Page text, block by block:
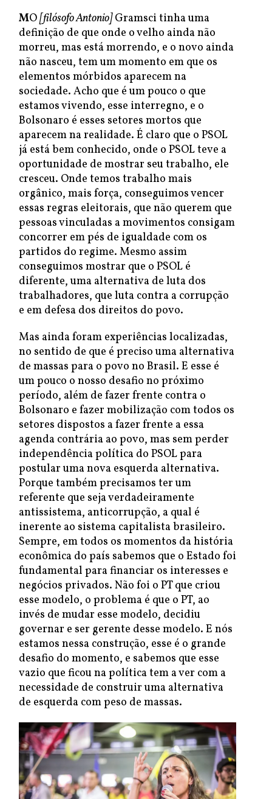
MO[filósofo Antonio]Gramsci tinha uma
definição de que onde o velho ainda não
morreu, mas está morrendo, e o novo ainda
não nasceu, tem um momento em que os
elementos mórbidos aparecem na
sociedade. Acho que é um pouco o que
estamos vivendo, esse interregno, e o
Bolsonaro é esses setores mortos que
aparecem na realidade. É claro que o PSOL
já está bem conhecido, onde o PSOL teve a
oportunidade de mostrar seu trabalho, ele
cresceu. Onde temos trabalho mais
orgânico, mais força, conseguimos vencer
essas regras eleitorais, que não querem que
pessoas vinculadas a movimentos consigam
concorrer em pés de igualdade com os
partidos do regime. Mesmo assim
conseguimos mostrar que o PSOL é
diferente, uma alternativa de luta dos
trabalhadores, que luta contra a corrupção
e em defesa dos direitos do povo.
Mas ainda foram experiências localizadas,
no sentido de que é preciso uma alternativa
de massas para o povo no Brasil. E esse é
um pouco o nosso desafio no próximo
período, além de fazer frente contra o
Bolsonaro e fazer mobilização com todos os
setores dispostos a fazer frente a essa
agenda contrária ao povo, mas sem perder
independência política do PSOL para
postular uma nova esquerda alternativa.
Porque também precisamos ter um
referente que seja verdadeiramente
antissistema, anticorrupção, a qual é
inerente ao sistema capitalista brasileiro.
Sempre, em todos os momentos da história
econômica do país sabemos que o Estado foi
fundamental para financiar os interesses e
negócios privados. Não foi o PT que criou
esse modelo, o problema é que o PT, ao
invés de mudar esse modelo, decidiu
governar e ser gerente desse modelo. E nós
estamos nessa construção, esse é o grande
desafio do momento, e sabemos que esse
vazio que ficou na política tem a ver com a
necessidade de construir uma alternativa
de esquerda com peso de massas.